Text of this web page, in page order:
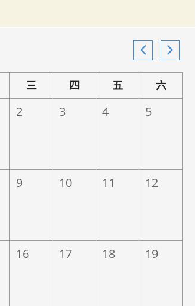
三 四 五 六
2 3 4 5
9 10 11 12
16 17 18 19
製造業I (Manufacturing Industry)
仁寶電腦 台灣松下